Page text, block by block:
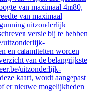
van maximaal 4m80,
van maximaal
uitzonderlijk
versie bij te hebben
uitzonderlijk-
en calamiteiten worden
van de belangrijkste
uitzonderlijk-
kaart, wordt aangepast
er nieuwe mogelijkheden